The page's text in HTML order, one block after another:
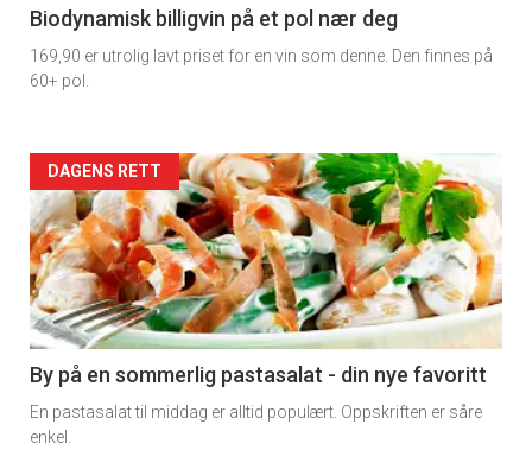
4
Biodynamisk billigvin på et pol nær deg
169,90 er utrolig lavt priset for en vin som denne. Den finnes på
60+ pol.
Forsiden
akkurat
nå
-
5
DAGENS RETT
By på en sommerlig pastasalat - din nye favoritt
En pastasalat til middag er alltid populært. Oppskriften er såre
enkel.